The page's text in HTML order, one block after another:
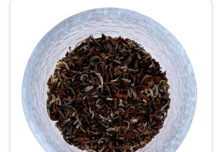
produit
a
plusieurs
variations.
Les
options
peuvent
être
choisies
sur
la
page
du